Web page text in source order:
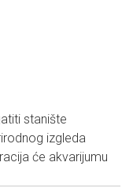
stanište
izgleda
će akvarijumu